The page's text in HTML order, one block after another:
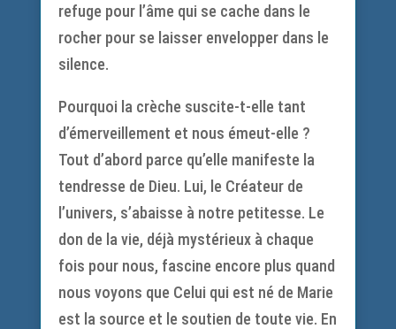
refuge pour l’âme qui se cache dans le
rocher pour se laisser envelopper dans le
silence.
Pourquoi la crèche suscite-t-elle tant
d’émerveillement et nous émeut-elle ?
Tout d’abord parce qu’elle manifeste la
tendresse de Dieu. Lui, le Créateur de
l’univers, s’abaisse à notre petitesse. Le
don de la vie, déjà mystérieux à chaque
fois pour nous, fascine encore plus quand
nous voyons que Celui qui est né de Marie
est la source et le soutien de toute vie. En